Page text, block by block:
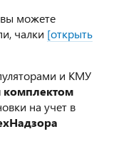
можете
чалки [открыть
и КМУ
на учет в